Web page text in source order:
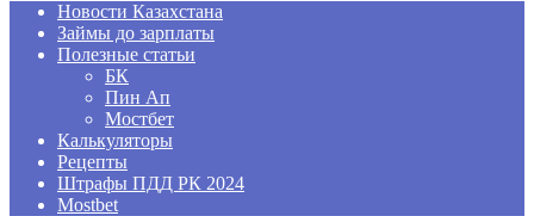
Новости Казахстана
Займы до зарплаты
Полезные статьи
БК
Пин Ап
Мостбет
Калькуляторы
Рецепты
Штрафы ПДД РК 2024
Mostbet